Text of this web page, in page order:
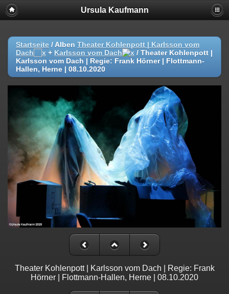
Ursula Kaufmann
Startseite / Alben Theater Kohlenpott | Karlsson vom
Dach
+ Karlsson vom Dach / Theater Kohlenpott |
Karlsson vom Dach | Regie: Frank Hörner | Flottmann-
Hallen, Herne | 08.10.2020
Theater Kohlenpott | Karlsson vom Dach | Regie: Frank
Hörner | Flottmann-Hallen, Herne | 08.10.2020